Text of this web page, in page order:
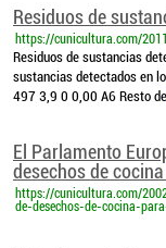
Residuos de
https://cunicultura.com/
Residuos de sustancias
sustancias detectados en
497 3,9 0 0,00 A6 Resto de
El Parlamento
desechos de cocina
https://cunicultura.com/
de-desechos-de-cocina-